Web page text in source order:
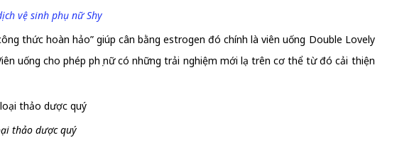
vệ sinh phụ nữ Shy
thức hoàn hảo” giúp cân bằng estrogen đó chính là viên uống Double Lovely
uống cho phép phụ nữ có những trải nghiệm mới lạ trên cơ thể từ đó cải thiện
thảo dược quý